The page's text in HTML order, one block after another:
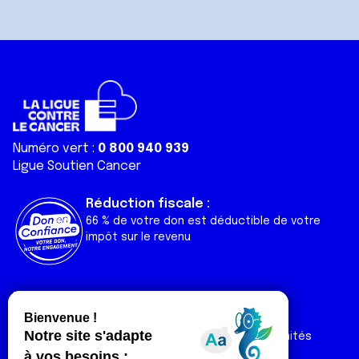
Numéro vert : 0 800 940 939
Ligue Soutien Cancer
Réduction fiscale :
66 % de votre don est déductible de votre
impôt sur le revenu
Liens utiles
Nos actualités
Nos publications
Contact
Espace Ligue & comités
Espace chercheur